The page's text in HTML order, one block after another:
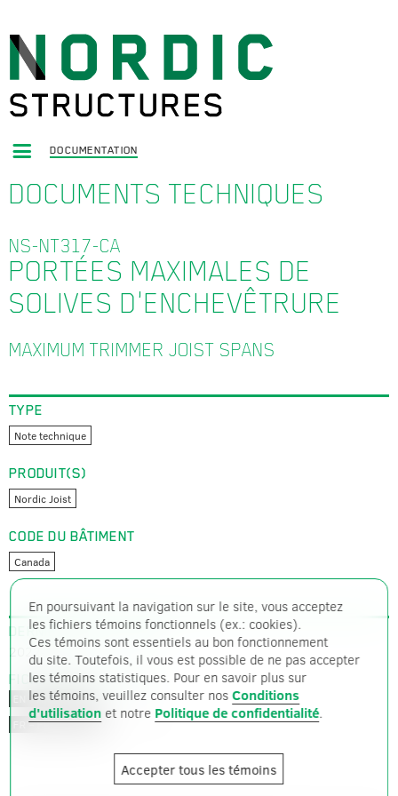
DOCUMENTATION
DOCUMENTS TECHNIQUES
NS-NT317-CA
PORTÉES MAXIMALES DE
SOLIVES D'ENCHEVÊTRURE
MAXIMUM TRIMMER JOIST SPANS
TYPE
Note technique
PRODUIT(S)
Nordic Joist
CODE DU BÂTIMENT
Canada
DERNIÈRE MISE À JOUR
2022-06-28
FICHIERS DISPONIBLES
EN – ANGLAIS PDF – 145 ko
FR – FRANÇAIS PDF – 147 ko
En poursuivant la navigation sur le site, vous acceptez
les fichiers témoins fonctionnels (ex.: cookies).
Ces témoins sont essentiels au bon fonctionnement
du site. Toutefois, il vous est possible de ne pas accepter
les témoins statistiques. Pour en savoir plus sur
les témoins, veuillez consulter nosConditions
d'utilisation et notre Politique de confidentialité.
Accepter tous les témoins